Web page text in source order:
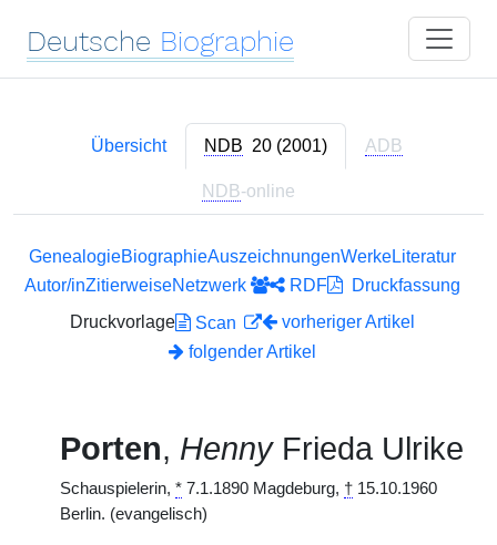
Deutsche Biographie
Übersicht NDB 20 (2001) ADB
NDB-online
GenealogieBiographieAuszeichnungenWerkeLiteratur
Autor/inZitierweiseNetzwerk RDF
Druckfassung
Druckvorlage
Scan
vorheriger Artikel
folgender Artikel
Porten, HennyFrieda Ulrike
Schauspielerin, * 7.1.1890 Magdeburg, † 15.10.1960
Berlin. (evangelisch)